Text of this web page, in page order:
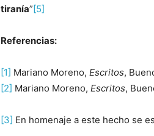
tiranía”[5]
Referencias:
[1] Mariano Moreno, Escritos,
[2] Mariano Moreno, Escritos,
[3] En homenaje a este hecho se